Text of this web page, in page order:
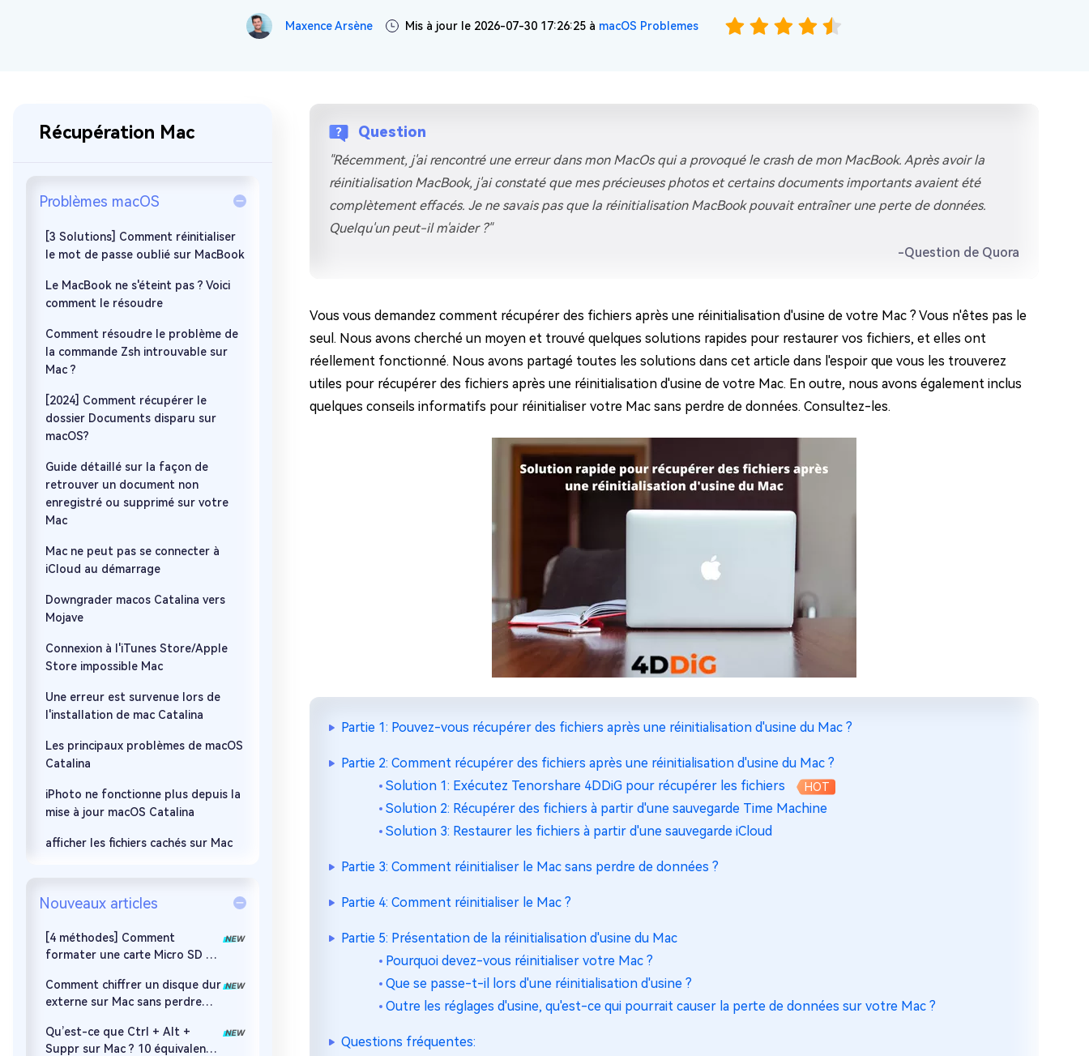
Mac Boot Genius
Maxence Arsène Mis à jour le 2026-07-30 17:26:25 à macOS Problemes
Récupération Mac
Problèmes macOS
[3 Solutions] Comment réinitialiser
le mot de passe oublié sur MacBook
Le MacBook ne s'éteint pas ? Voici
comment le résoudre
Comment résoudre le problème de
la commande Zsh introuvable sur
Mac ?
[2024] Comment récupérer le
dossier Documents disparu sur
macOS?
Guide détaillé sur la façon de
retrouver un document non
enregistré ou supprimé sur votre
Mac
Mac ne peut pas se connecter à
iCloud au démarrage
Downgrader macos Catalina vers
Mojave
Connexion à l'iTunes Store/Apple
Store impossible Mac
Une erreur est survenue lors de
l'installation de mac Catalina
Les principaux problèmes de macOS
Catalina
iPhoto ne fonctionne plus depuis la
mise à jour macOS Catalina
afficher les fichiers cachés sur Mac
Nouveaux articles
[4 méthodes] Comment
formater une carte Micro SD en
Comment chiffrer un disque dur
externe sur Mac sans perdre
Qu’est-ce que Ctrl + Alt +
Suppr sur Mac ? 10 équivalents
Question
"Récemment, j'ai rencontré une erreur dans mon MacOs qui a provoqué le crash de mon MacBook. Après avoir la
réinitialisation MacBook, j'ai constaté que mes précieuses photos et certains documents importants avaient été
complètement effacés. Je ne savais pas que la réinitialisation MacBook pouvait entraîner une perte de données.
Quelqu'un peut-il m'aider ?"
-Question de Quora
Vous vous demandez comment récupérer des fichiers après une réinitialisation d'usine de votre Mac ? Vous n'êtes pas le
seul. Nous avons cherché un moyen et trouvé quelques solutions rapides pour restaurer vos fichiers, et elles ont
réellement fonctionné. Nous avons partagé toutes les solutions dans cet article dans l'espoir que vous les trouverez
utiles pour récupérer des fichiers après une réinitialisation d'usine de votre Mac. En outre, nous avons également inclus
quelques conseils informatifs pour réinitialiser votre Mac sans perdre de données. Consultez-les.
Partie 1: Pouvez-vous récupérer des fichiers après une réinitialisation d'usine du Mac ?
Partie 2: Comment récupérer des fichiers après une réinitialisation d'usine du Mac ?
Solution 1: Exécutez Tenorshare 4DDiG pour récupérer les fichiers
HOT
Solution 2: Récupérer des fichiers à partir d'une sauvegarde Time Machine
Solution 3: Restaurer les fichiers à partir d'une sauvegarde iCloud
Partie 3: Comment réinitialiser le Mac sans perdre de données ?
Partie 4: Comment réinitialiser le Mac ?
Partie 5: Présentation de la réinitialisation d'usine du Mac
Pourquoi devez-vous réinitialiser votre Mac ?
Que se passe-t-il lors d'une réinitialisation d'usine ?
Outre les réglages d'usine, qu'est-ce qui pourrait causer la perte de données sur votre Mac ?
Questions fréquentes: